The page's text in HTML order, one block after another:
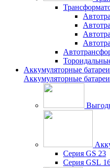
Аккумуляторные батареи
Аккумуляторные батареи
Серия GS 23
Серия GSL